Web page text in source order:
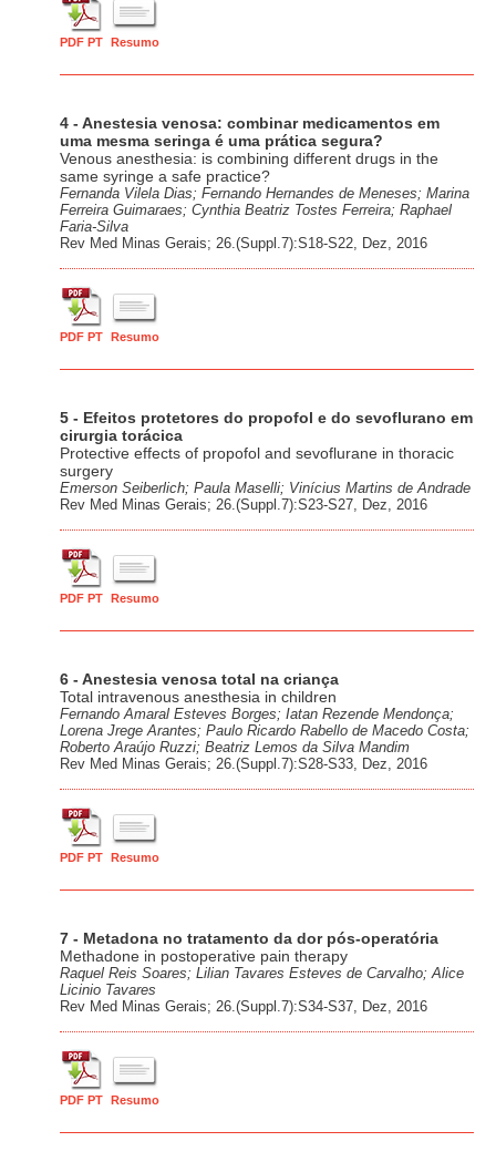
PDF PT Resumo
4 - Anestesia venosa: combinar medicamentos em
uma mesma seringa é uma prática segura?
Venous anesthesia: is combining different drugs in the
same syringe a safe practice?
Fernanda Vilela Dias; Fernando Hernandes de Meneses; Marina
Ferreira Guimaraes; Cynthia Beatriz Tostes Ferreira; Raphael
Faria-Silva
Rev Med Minas Gerais; 26.(Suppl.7):S18-S22, Dez, 2016
PDF PT Resumo
5 - Efeitos protetores do propofol e do sevoflurano em
cirurgia torácica
Protective effects of propofol and sevoflurane in thoracic
surgery
Emerson Seiberlich; Paula Maselli; Vinícius Martins de Andrade
Rev Med Minas Gerais; 26.(Suppl.7):S23-S27, Dez, 2016
PDF PT Resumo
6 - Anestesia venosa total na criança
Total intravenous anesthesia in children
Fernando Amaral Esteves Borges; Iatan Rezende Mendonça;
Lorena Jrege Arantes; Paulo Ricardo Rabello de Macedo Costa;
Roberto Araújo Ruzzi; Beatriz Lemos da Silva Mandim
Rev Med Minas Gerais; 26.(Suppl.7):S28-S33, Dez, 2016
PDF PT Resumo
7 - Metadona no tratamento da dor pós-operatória
Methadone in postoperative pain therapy
Raquel Reis Soares; Lilian Tavares Esteves de Carvalho; Alice
Licinio Tavares
Rev Med Minas Gerais; 26.(Suppl.7):S34-S37, Dez, 2016
PDF PT Resumo